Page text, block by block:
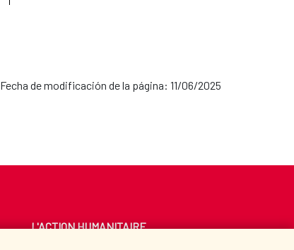
Fecha de modificación de la página: 11/06/2025
L'ACTION HUMANITAIRE